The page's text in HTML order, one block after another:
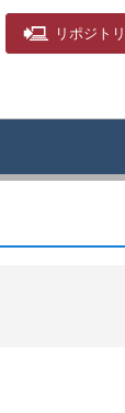
リポジトリ